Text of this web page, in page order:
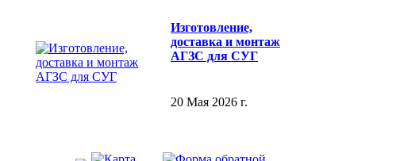
Изготовление,
доставка и монтаж
АГЗС для СУГ
20 Мая 2026 г.